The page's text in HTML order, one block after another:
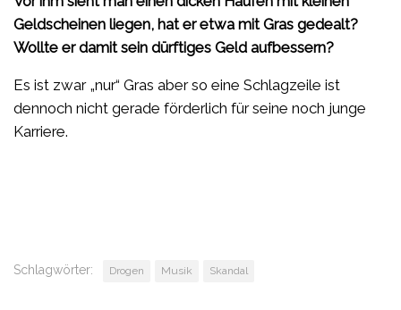
Geldscheinen liegen, hat er etwa mit Gras gedealt?
Wollte er damit sein dürftiges Geld aufbessern?
Es ist zwar „nur“ Gras aber so eine Schlagzeile ist
dennoch nicht gerade förderlich für seine noch junge
Karriere.
Schlagwörter: Drogen Musik Skandal